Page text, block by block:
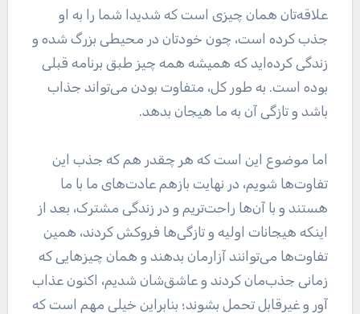
علاقه‌تان همان چیزی است که شدیدا شما را به او
جذب کرده است، چون خودتان در محیطی بزرگ شده و
زندگی کرده‌اید که همیشه همه چیز طبق برنامه قبلی
بوده است. به طور کل، متفاوت بودن می‌تواند جذاب
باشد و تازگی آن به ما هیجان بدهد.
اما موضوع این است که هر چقدر هم که جذب این
تفاوت‌ها شویم، در نهایت بازهم عادت‌های ما با ما
هستند و با آن‌ها راحت‌تریم و در زندگی مشترک، بعد از
اینکه هیجانات اولیه و تازگی‌ها فروکش کردند، همین
تفاوت‌ها می‌توانند آزارمان بدهند و همان چیز‌هایی که
زمانی جذب‌مان کردند و عاشق‌شان شدیم، اکنون عذاب
آور و غیرقابل تحمل بشوند؛ بنابراین خیلی مهم است که